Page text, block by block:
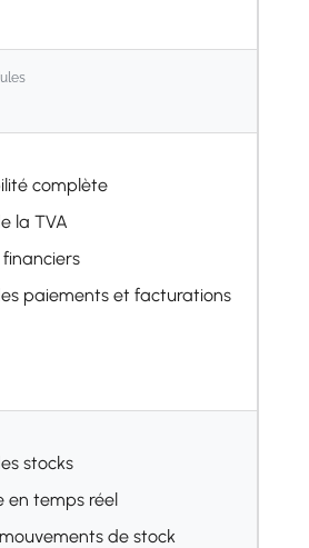
complète
la TVA
paiements et facturations
stocks
en temps réel
de stock